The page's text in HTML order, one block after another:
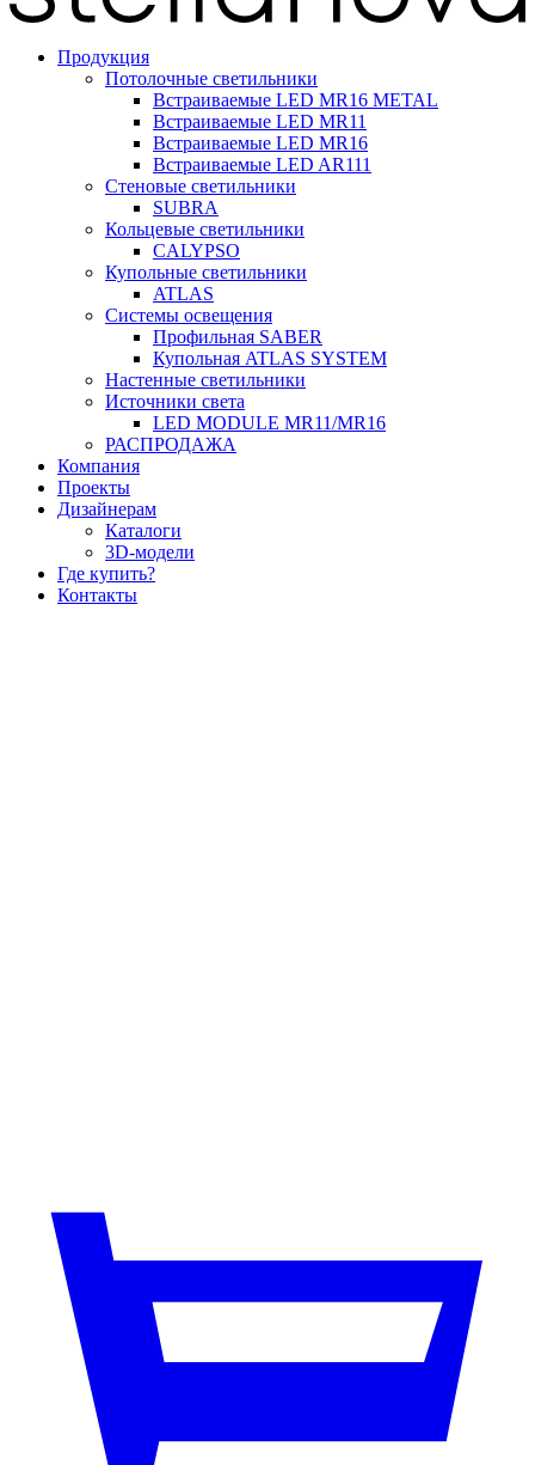
Продукция
Потолочные светильники
Встраиваемые LED MR16 METAL
Встраиваемые LED MR11
Встраиваемые LED MR16
Встраиваемые LED AR111
Стеновые светильники
SUBRA
Кольцевые светильники
CALYPSO
Купольные светильники
ATLAS
Системы освещения
Профильная SABER
Купольная ATLAS SYSTEM
Настенные светильники
Источники света
LED MODULE MR11/MR16
РАСПРОДАЖА
Компания
Проекты
Дизайнерам
Каталоги
3D-модели
Где купить?
Контакты